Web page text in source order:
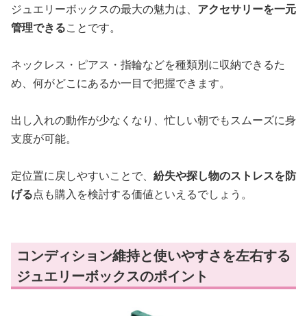
ジュエリーボックスの最大の魅力は、 アクセサリーを一元
管理できることです。
ネックレス・ピアス・指輪などを種類別に収納できるた
め、何がどこにあるか一目で把握できます。
出し入れの動作が少なくなり、忙しい朝でもスムーズに身
支度が可能。
定位置に戻しやすいことで、 紛失や探し物のストレスを防
げる点も購入を検討する価値といえるでしょう。
コンディション維持と使いやすさを左右する
ジュエリーボックスのポイント